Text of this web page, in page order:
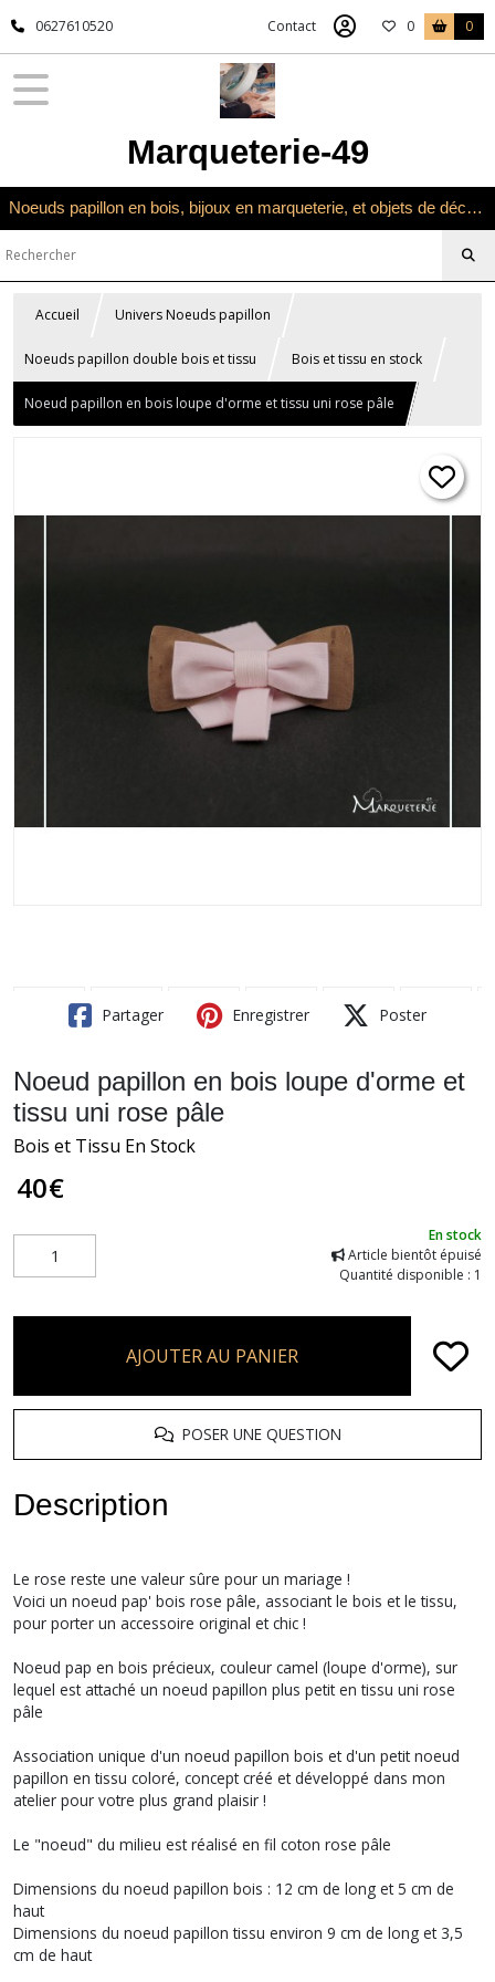
0627610520 Contact 0 0
Marqueterie-49
Noeuds papillon en bois, bijoux en marqueterie, et objets de décoration en marqueterie bois
Accueil Univers Noeuds papillon
Noeuds papillon double bois et tissu Bois et tissu en stock
Noeud papillon en bois loupe d'orme et tissu uni rose pâle
Partager Enregistrer Poster
Noeud papillon en bois loupe d'orme et
tissu uni rose pâle
Bois et Tissu En Stock
40€
En stock
Article bientôt épuisé
Quantité disponible : 1
AJOUTER AU PANIER
POSER UNE QUESTION
Description
Le rose reste une valeur sûre pour un mariage !
Voici un noeud pap' bois rose pâle, associant le bois et le tissu,
pour porter un accessoire original et chic !
Noeud pap en bois précieux, couleur camel (loupe d'orme), sur
lequel est attaché un noeud papillon plus petit en tissu uni rose
pâle
Association unique d'un noeud papillon bois et d'un petit noeud
papillon en tissu coloré, concept créé et développé dans mon
atelier pour votre plus grand plaisir !
Le "noeud" du milieu est réalisé en fil coton rose pâle
Dimensions du noeud papillon bois : 12 cm de long et 5 cm de
haut
Dimensions du noeud papillon tissu environ 9 cm de long et 3,5
cm de haut